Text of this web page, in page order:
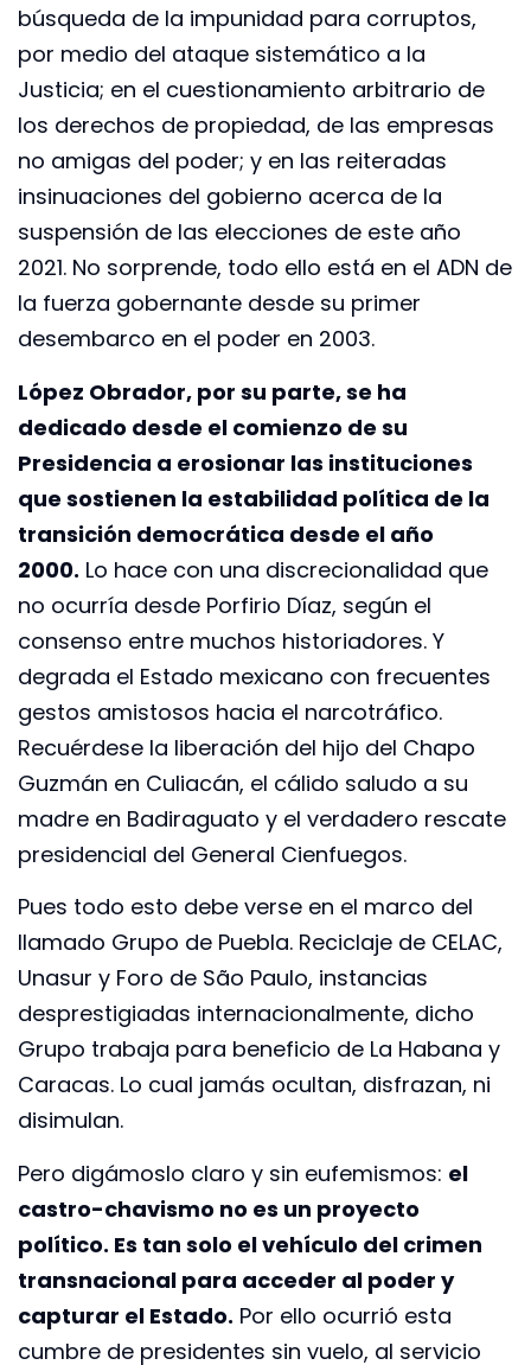
búsqueda de la impunidad para corruptos,
por medio del ataque sistemático a la
Justicia; en el cuestionamiento arbitrario de
los derechos de propiedad, de las empresas
no amigas del poder; y en las reiteradas
insinuaciones del gobierno acerca de la
suspensión de las elecciones de este año
2021. No sorprende, todo ello está en el ADN de
la fuerza gobernante desde su primer
desembarco en el poder en 2003.
López Obrador, por su parte, se ha
dedicado desde el comienzo de su
Presidencia a erosionar las instituciones
que sostienen la estabilidad política de la
transición democrática desde el año
2000. Lo hace con una discrecionalidad que
no ocurría desde Porfirio Díaz, según el
consenso entre muchos historiadores. Y
degrada el Estado mexicano con frecuentes
gestos amistosos hacia el narcotráfico.
Recuérdese la liberación del hijo del Chapo
Guzmán en Culiacán, el cálido saludo a su
madre en Badiraguato y el verdadero rescate
presidencial del General Cienfuegos.
Pues todo esto debe verse en el marco del
llamado Grupo de Puebla. Reciclaje de CELAC,
Unasur y Foro de São Paulo, instancias
desprestigiadas internacionalmente, dicho
Grupo trabaja para beneficio de La Habana y
Caracas. Lo cual jamás ocultan, disfrazan, ni
disimulan.
Pero digámoslo claro y sin eufemismos: el
castro-chavismo no es un proyecto
político. Es tan solo el vehículo del crimen
transnacional para acceder al poder y
capturar el Estado. Por ello ocurrió esta
cumbre de presidentes sin vuelo, al servicio